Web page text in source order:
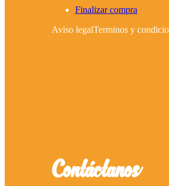
Finalizar compra
Aviso legalTerminos y
Contáctanos